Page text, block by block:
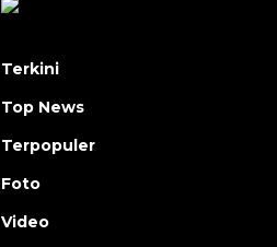
Terkini
Top News
Terpopuler
Foto
Video